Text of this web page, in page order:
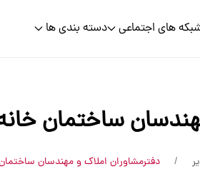
های اجتماعی دسته بندی ها
ساختمان
دفترمشاوران املاک و مهندسان